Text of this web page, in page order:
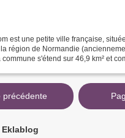
est une petite ville française,
région de Normandie
commune s'étend sur 46,9 km² et
précédente
Eklablog